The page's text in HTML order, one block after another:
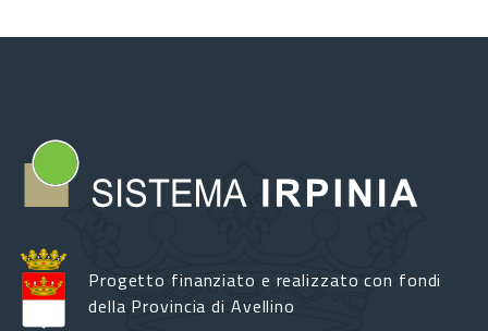
Progetto finanziato e realizzato con fondi
della Provincia di Avellino